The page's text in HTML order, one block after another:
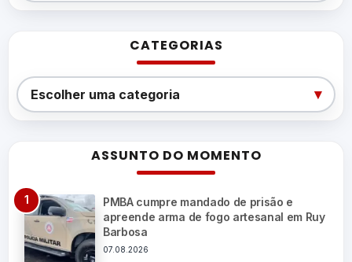
CATEGORIAS
Categorias
Escolher uma categoria ▾
ASSUNTO DO MOMENTO
PMBA cumpre mandado de prisão e
apreende arma de fogo artesanal em Ruy
Barbosa
07.08.2026